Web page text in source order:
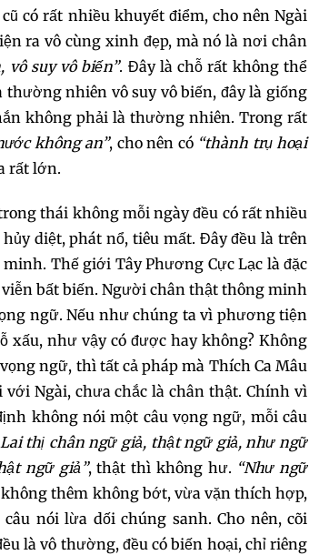
055 056 057
058 059 060
061 062 063
067 068 069
070 071 072
073 074 075
076 077 078
079 080 081
082 083 084
085 086 087
có rất nhiều khuyết điểm, cho nên Ngài
ra vô cùng xinh đẹp, mà nó là nơi chân
vô suy vô biến”. Đây là chỗ rất không thể
nhiên vô suy vô biến, đây là giống
không phải là thường nhiên. Trong rất
không an”, cho nên có “thành trụ hoại
rất lớn.
thái không mỗi ngày đều có rất nhiều
diệt, phát nổ, tiêu mất. Đây đều là trên
Thế giới Tây Phương Cực Lạc là đặc
bất biến. Người chân thật thông minh
ngữ. Nếu như chúng ta vì phương tiện
xấu, như vậy có được hay không? Không
ngữ, thì tất cả pháp mà Thích Ca Mâu
Ngài, chưa chắc là chân thật. Chính vì
không nói một câu vọng ngữ, mỗi câu
Lai thị chân ngữ giả, thật ngữ giả, như ngữ
ngữ giả”, thật thì không hư. “Như ngữ
thêm không bớt, vừa vặn thích hợp,
nói lừa dối chúng sanh. Cho nên, cõi
là vô thường, đều có biến hoại, chỉ riêng